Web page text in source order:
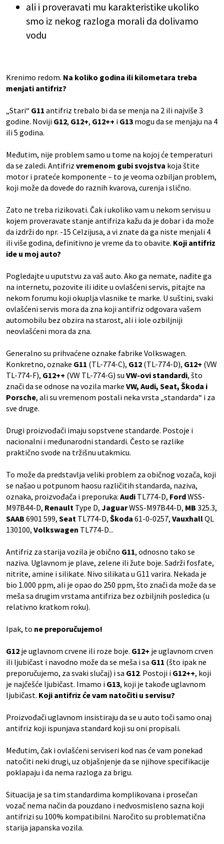
ali i proveravati mu karakteristike ukoliko
smo iz nekog razloga morali da dolivamo
vodu
Krenimo redom. Na koliko godina ili kilometara treba
menjati antifriz?
„Stari“ G11 antifriz trebalo bi da se menja na 2 ili najviše 3
godine. Noviji G12, G12+, G12++ i G13 mogu da se menjaju na 4
ili 5 godina.
Međutim, nije problem samo u tome na kojoj će temperaturi
da se zaledi. Antifriz vremenom gubi svojstva koja štite
motor i prateće komponente – to je veoma ozbiljan problem,
koji može da dovede do raznih kvarova, curenja i slično.
Zato ne treba rizikovati. Čak i ukoliko vam u nekom servisu u
kojem proveravate stanje antifriza kažu da je dobar i da može
da izdrži do npr. -15 Celzijusa, a vi znate da ga niste menjali 4
ili više godina, definitivno je vreme da to obavite. Koji antifriz
ide u moj auto?
Pogledajte u uputstvu za vaš auto. Ako ga nemate, nađite ga
na internetu, pozovite ili idite u ovlašćeni servis, pitajte na
nekom forumu koji okuplja vlasnike te marke. U suštini, svaki
ovlašćeni servis mora da zna koji antifriz odgovara vašem
automobilu bez obzira na starost, ali i iole ozbiljniji
neovlašćeni mora da zna.
Generalno su prihvaćene oznake fabrike Volkswagen.
Konkretno, oznake G11 (TL-774-C), G12 (TL-774-D), G12+ (VW
TL-774-F), G12++ (VW TL-774-G) su VW-ovi standardi, što
znači da se odnose na vozila marke VW, Audi, Seat, Škoda i
Porsche, ali su vremenom postali neka vrsta „standarda“ i za
sve druge.
Drugi proizvođači imaju sopstvene standarde. Postoje i
nacionalni i međunarodni standardi. Često se razlike
praktično svode na tržišnu utakmicu.
To može da predstavlja veliki problem za običnog vozača, koji
se našao u potpunom haosu različitih standarda, naziva,
oznaka, proizvođača i preporuka: Audi TL774-D, FordWSS-
M97B44-D, Renault Type D, JaguarWSS-M97B44-D, MB 325.3,
SAAB 6901 599, Seat TL774-D, Škoda 61-0-0257, VauxhallQL
130100, Volkswagen TL774-D...
Antifriz za starija vozila je obično G11, odnosno tako se
naziva. Uglavnom je plave, zelene ili žute boje. Sadrži fosfate,
nitrite, amine i silikate. Nivo silikata u G11 varira. Nekada je
bio 1.000 ppm, ali je opao do 250 ppm, što znači da može da se
meša sa drugim vrstama antifriza bez ozbiljnih posledica (u
relativno kratkom roku).
Ipak, to ne preporučujemo!
G12 je uglavnom crvene ili roze boje. G12+ je uglavnom crven
ili ljubičast i navodno može da se meša i sa G11 (što ipak ne
preporučujemo, za svaki slučaj) i sa G12. Postoji i G12++, koji
je najčešće ljubičast. Imamo i G13, koji je takođe uglavnom
ljubičast. Koji antifriz će vam natočiti u servisu?
Proizvođači uglavnom insistiraju da se u auto toči samo onaj
antifriz koji ispunjava standard koji su oni propisali.
Međutim, čak i ovlašćeni serviseri kod nas će vam ponekad
natočiti neki drugi, uz objašnjenje da se njihove specifikacije
poklapaju i da nema razloga za brigu.
Situacija je sa tim standardima komplikovana i prosečan
vozač nema način da pouzdano i nedvosmisleno sazna koji
antifrizi su 100% kompatibilni. Naročito su problematična
starija japanska vozila.